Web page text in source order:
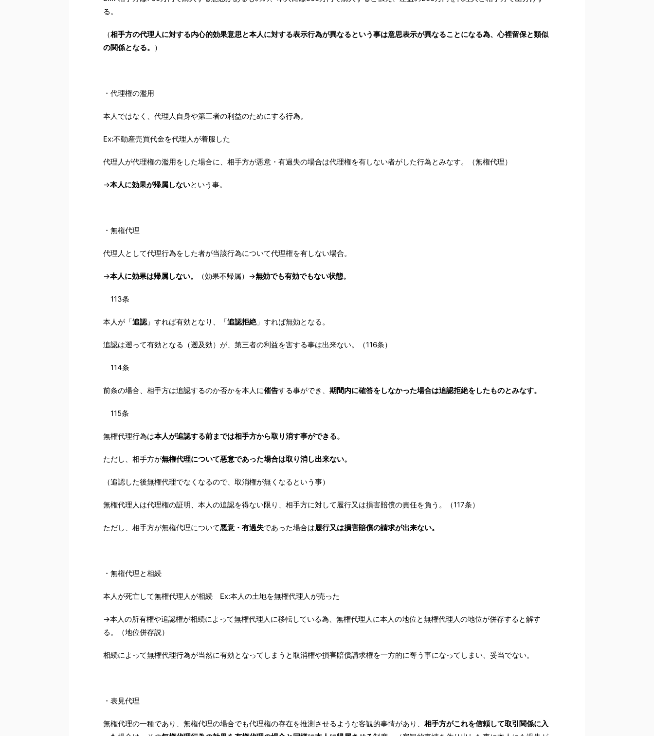
る。
（相手方の代理人に対する内心的効果意思と本人に対する表示行為が異なるという事は意思表示が異なることになる為、心裡留保と類似
の関係となる。 ）
・代理権の濫用
本人ではなく、代理人自身や第三者の利益のためにする行為。
Ex:不動産売買代金を代理人が着服した
代理人が代理権の濫用をした場合に、相手方が悪意・有過失の場合は代理権を有しない者がした行為とみなす。（無権代理）
→本人に効果が帰属しないという事。
・無権代理
代理人として代理行為をした者が当該行為について代理権を有しない場合。
→本人に効果は帰属しない。 （効果不帰属）→無効でも有効でもない状態。
113条
本人が「追認」すれば有効となり、「追認拒絶」すれば無効となる。
追認は遡って有効となる（遡及効）が、第三者の利益を害する事は出来ない。（116条）
114条
前条の場合、相手方は追認するのか否かを本人に催告する事ができ、 期間内に確答をしなかった場合は追認拒絶をしたものとみなす。
115条
無権代理行為は本人が追認する前までは相手方から取り消す事ができる。
ただし、相手方が無権代理について悪意であった場合は取り消し出来ない。
（追認した後無権代理でなくなるので、取消権が無くなるという事）
無権代理人は代理権の証明、本人の追認を得ない限り、相手方に対して履行又は損害賠償の責任を負う。（117条）
ただし、相手方が無権代理について悪意・有過失であった場合は履行又は損害賠償の請求が出来ない。
・無権代理と相続
本人が死亡して無権代理人が相続 Ex:本人の土地を無権代理人が売った
→本人の所有権や追認権が相続によって無権代理人に移転している為、無権代理人に本人の地位と無権代理人の地位が併存すると解す
る。（地位併存説）
相続によって無権代理行為が当然に有効となってしまうと取消権や損害賠償請求権を一方的に奪う事になってしまい、妥当でない。
・表見代理
無権代理の一種であり、無権代理の場合でも代理権の存在を推測させるような客観的事情があり、 相手方がこれを信頼して取引関係に入